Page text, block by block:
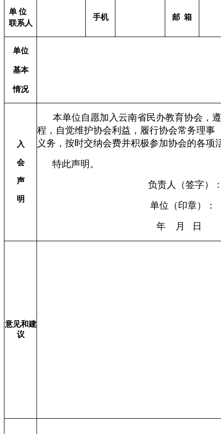
单 位
联系人
手机 邮 箱
单位
基本
情况
入
会
声
明
本单位自愿加入云南省民办教育协会，
程，自觉维护协会利益，履行协会常务理事
义务，按时交纳会费并积极参加协会的各项
特此声明。
负责人（签字）
单位（印章）：
年
月 日
意见和建
议